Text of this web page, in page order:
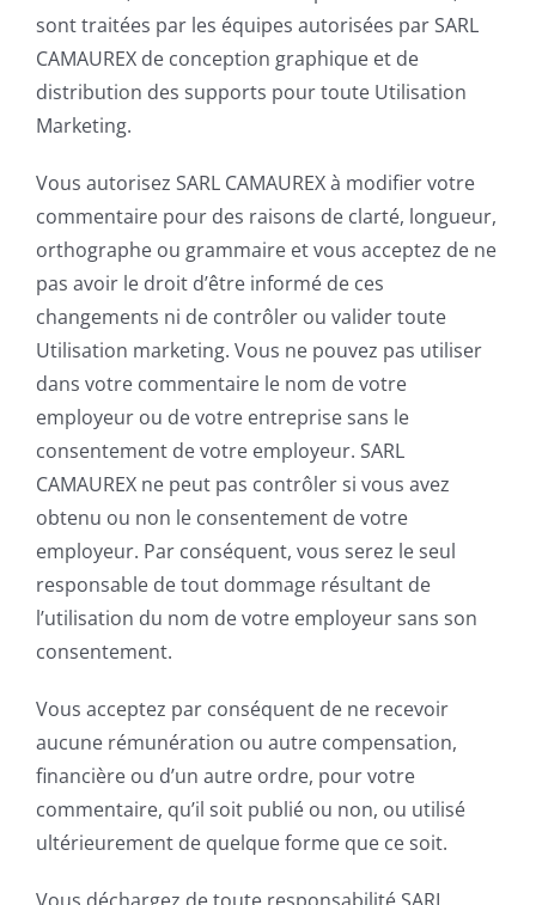
sont traitées par les équipes autorisées par SARL
CAMAUREX de conception graphique et de
distribution des supports pour toute Utilisation
Marketing.
Vous autorisez SARL CAMAUREX à modifier votre
commentaire pour des raisons de clarté, longueur,
orthographe ou grammaire et vous acceptez de ne
pas avoir le droit d’être informé de ces
changements ni de contrôler ou valider toute
Utilisation marketing. Vous ne pouvez pas utiliser
dans votre commentaire le nom de votre
employeur ou de votre entreprise sans le
consentement de votre employeur. SARL
CAMAUREX ne peut pas contrôler si vous avez
obtenu ou non le consentement de votre
employeur. Par conséquent, vous serez le seul
responsable de tout dommage résultant de
l’utilisation du nom de votre employeur sans son
consentement.
Vous acceptez par conséquent de ne recevoir
aucune rémunération ou autre compensation,
financière ou d’un autre ordre, pour votre
commentaire, qu’il soit publié ou non, ou utilisé
ultérieurement de quelque forme que ce soit.